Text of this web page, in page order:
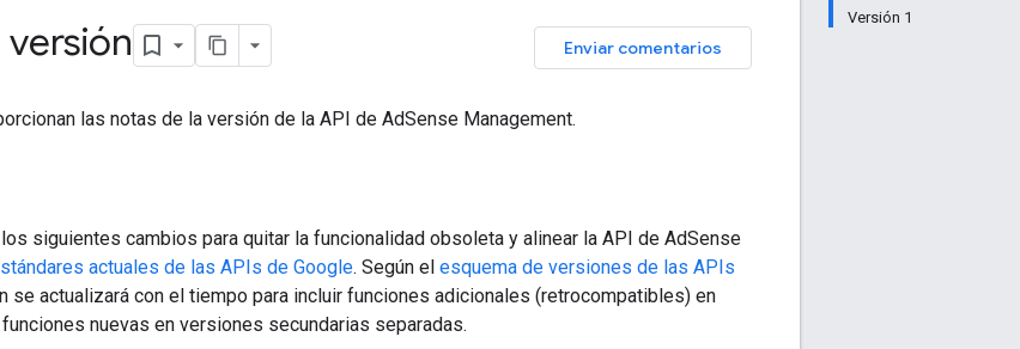
Versión 1
Enviar comentarios
las notas de la versión de la API de AdSense Management.
siguientes cambios para quitar la funcionalidad obsoleta y alinear la API de AdSense
actuales de las APIs de Google. Según el esquema de versiones de las APIs
se actualizará con el tiempo para incluir funciones adicionales (retrocompatibles) en
nuevas en versiones secundarias separadas.